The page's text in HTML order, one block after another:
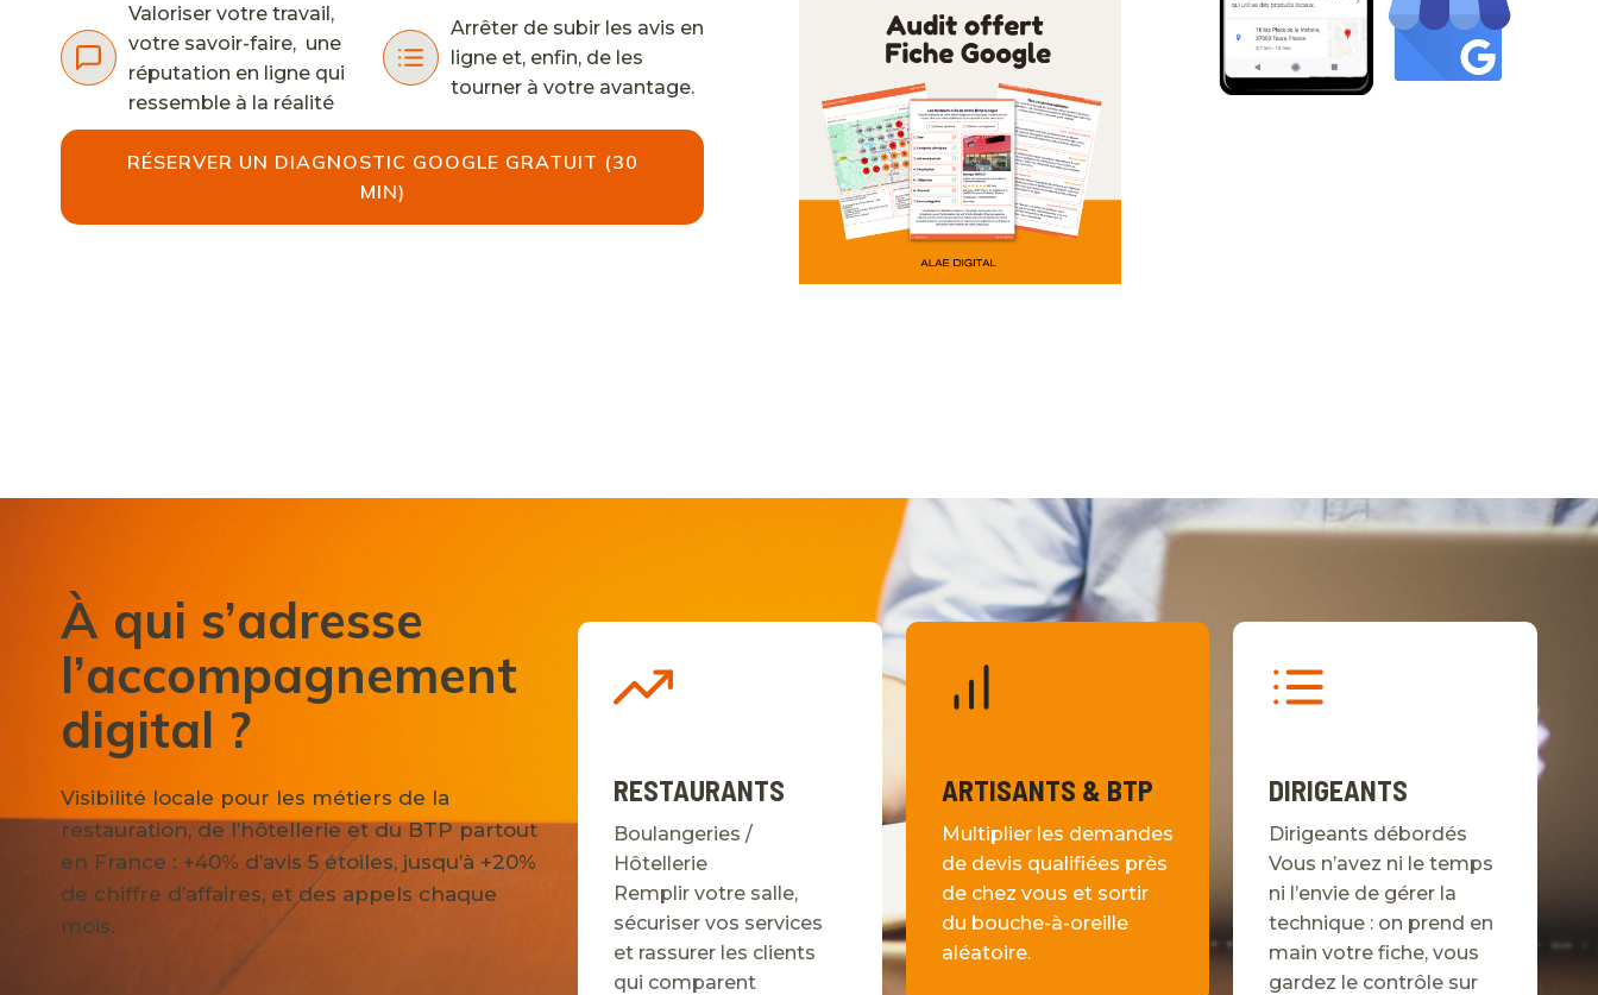
Valoriser votre travail,
votre savoir-faire, une
réputation en ligne qui
ressemble à la réalité
Arrêter de subir les avis en
ligne et, enfin, de les
tourner à votre avantage.
RÉSERVER UN DIAGNOSTIC GOOGLE GRATUIT (30
MIN)
À qui s’adresse
l’accompagnement
digital ?
Visibilité locale pour les métiers de la
restauration, de l’hôtellerie et du BTP partout
en France : +40% d’avis 5 étoiles, jusqu’à +20%
de chiffre d’affaires, et des appels chaque
mois.
RESTAURANTS
Boulangeries /
Hôtellerie
Remplir votre salle,
sécuriser vos services
et rassurer les clients
qui comparent
ARTISANTS & BTP
Multiplier les demandes
de devis qualifiées près
de chez vous et sortir
du bouche-à-oreille
aléatoire.
DIRIGEANTS
Dirigeants débordés
Vous n’avez ni le temps
ni l’envie de gérer la
technique : on prend en
main votre fiche, vous
gardez le contrôle sur